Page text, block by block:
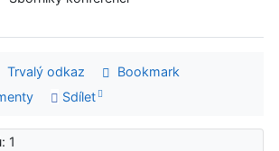
Trvalý odkaz
Bookmark
Sdílet
1